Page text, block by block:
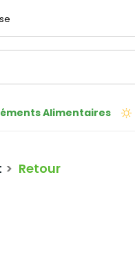
Alimentaires
Retour